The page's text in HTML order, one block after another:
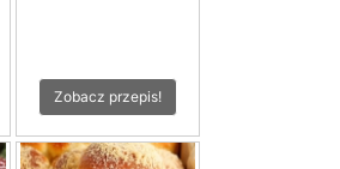
Zobacz przepis!